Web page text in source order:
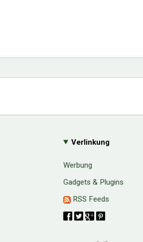
Verlinkung
Werbung
Gadgets & Plugins
RSS Feeds